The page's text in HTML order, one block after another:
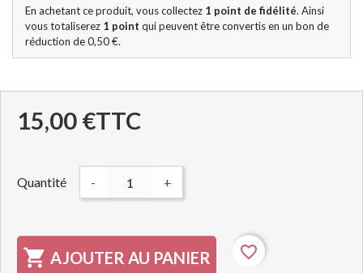
En achetant ce produit, vous collectez 1 point de fidélité. Ainsi
vous totaliserez 1 point qui peuvent être convertis en un bon de
réduction de0,50 €.
15,00 €TTC
Quantité - +
 AJOUTER AU PANIER favorite_border